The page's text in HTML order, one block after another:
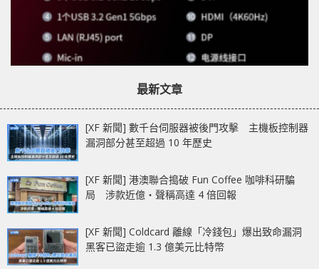
最新文章
[XF 新聞] 數千台伺服器被後門攻擊 主機板控制器
漏洞部分甚至超過 10 年歷史
[XF 新聞] 港澳聯合搗破 Fun Coffee 咖啡科研騙
局 涉款近億‧聲稱高達 4 倍回報
[XF 新聞] Coldcard 離線「冷錢包」爆出致命漏洞
黑客已盜走逾 1.3 億美元比特幣